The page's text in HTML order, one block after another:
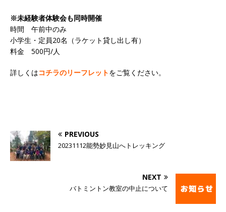
※未経験者体験会も同時開催
時間 午前中のみ
小学生・定員20名（ラケット貸し出し有）
料金 500円/人
詳しくはコチラのリーフレットをご覧ください。
PREVIOUS
20231112能勢妙見山へトレッキング
NEXT
バトミントン教室の中止について